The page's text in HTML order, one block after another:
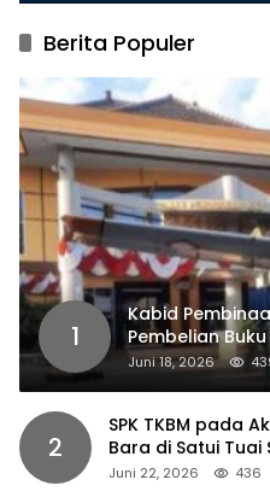
Berita Populer
1
Kabid
Pembelian
Dipaksakan
Juni 18, 2026
2
SPK TKBM pada
Bara di Satui Tuai
Juni 22, 2026 436